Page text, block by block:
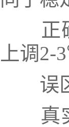
正确
上调
误区
真实